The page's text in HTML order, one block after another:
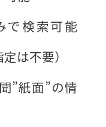
で検索可能
は不要）
”紙面”の情